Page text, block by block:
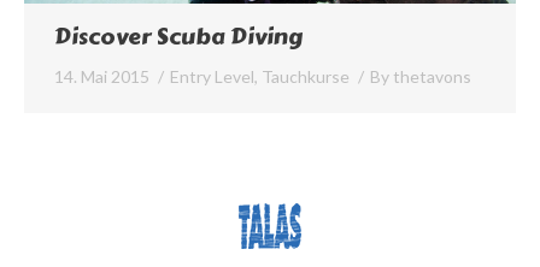
Discover Scuba Diving
14. Mai 2015 Entry Level, Tauchkurse By thetavons